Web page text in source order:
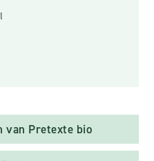
van Pretexte bio